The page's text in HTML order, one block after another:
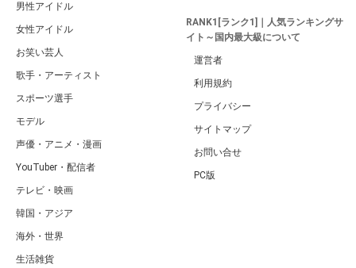
男性アイドル
女性アイドル
お笑い芸人
歌手・アーティスト
スポーツ選手
モデル
声優・アニメ・漫画
YouTuber・配信者
テレビ・映画
韓国・アジア
海外・世界
生活雑貨
RANK1[ランク1]｜人気ランキングサ
イト～国内最大級について
運営者
利用規約
プライバシー
サイトマップ
お問い合せ
PC版